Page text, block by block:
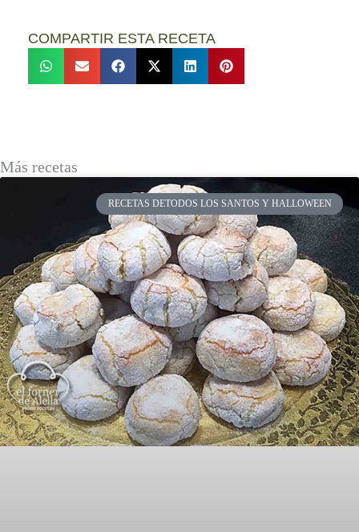
COMPARTIR ESTA RECETA
Más recetas
RECETAS DETODOS LOS SANTOS Y HALLOWEEN